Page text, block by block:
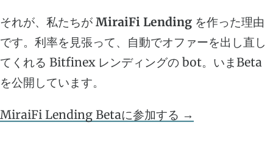
それが、私たちが MiraiFi Lending を作った理由
です。利率を見張って、自動でオファーを出し直し
てくれる Bitfinex レンディングの bot。いまBeta
を公開しています。
MiraiFi Lending Betaに参加する →